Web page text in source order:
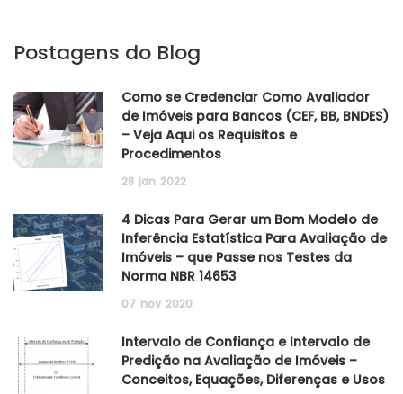
Postagens do Blog
Como se Credenciar Como Avaliador
de Imóveis para Bancos (CEF, BB, BNDES)
– Veja Aqui os Requisitos e
Procedimentos
28 jan 2022
4 Dicas Para Gerar um Bom Modelo de
Inferência Estatística Para Avaliação de
Imóveis – que Passe nos Testes da
Norma NBR 14653
07 nov 2020
Intervalo de Confiança e Intervalo de
Predição na Avaliação de Imóveis –
Conceitos, Equações, Diferenças e Usos